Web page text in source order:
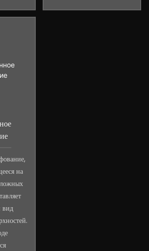
на
вид